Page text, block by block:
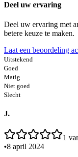
Deel uw ervaring
Deel uw ervaring met
betere keuze te maken.
Laat een beoordeling
Uitstekend
Goed
Matig
Niet goed
Slecht
J.
1
•8 april 2024